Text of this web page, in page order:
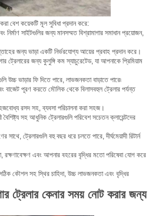
বেশ কয়েকটি মূল সুবিধা প্রদান করে:
নির্মাণ সাইটগুলির জন্য মানসম্মত বিশ্রামাগার সমাধান প্রয়োজন,
জন্য ভাড়া একটি নির্ভরযোগ্য আয়ের প্রবাহ প্রদান করে।
ট্রেলারের জন্য কুলুঙ্গি কম স্যাচুরেটেড, যা আপনাকে প্রিমিয়াম
উচ্চ ভাড়ার ফি দিতে পারে, লাভজনকতা বাড়াতে পারে৷
বাজেট পূরণ করতে মৌলিক থেকে বিলাসবহুল ট্রেলার পর্যন্ত
রসদ সহ, ব্যবসা পরিচালনা করা সহজ।
সহ আধুনিক ট্রেলারগুলি পরিবেশ সচেতন ক্লায়েন্টদের
সাথে, ট্রেলারগুলি বহু বছর ধরে চলতে পারে, দীর্ঘমেয়াদী রিটার্ন
রক্ষণাবেক্ষণ এবং আপনার বহরের বৃদ্ধির মতো পরিষেবা যোগ করে
সঠিক কৌশল সহ স্থির চাহিদা, উচ্চ লাভজনকতা এবং বৃদ্ধির
ট্রেলার কেনার সময় নোট করার জন্য